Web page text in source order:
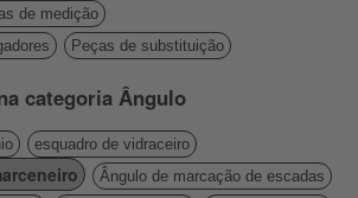
de medição
Peças de substituição
categoria Ângulo
esquadro de vidraceiro
Ângulo de marcação de escadas